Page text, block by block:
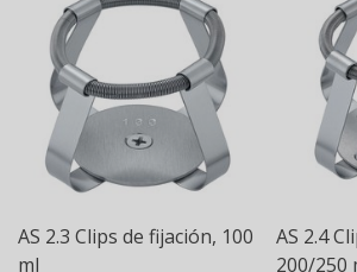
AS 2.3 Clips de fijación, 100
ml
AS 2.4
200/250